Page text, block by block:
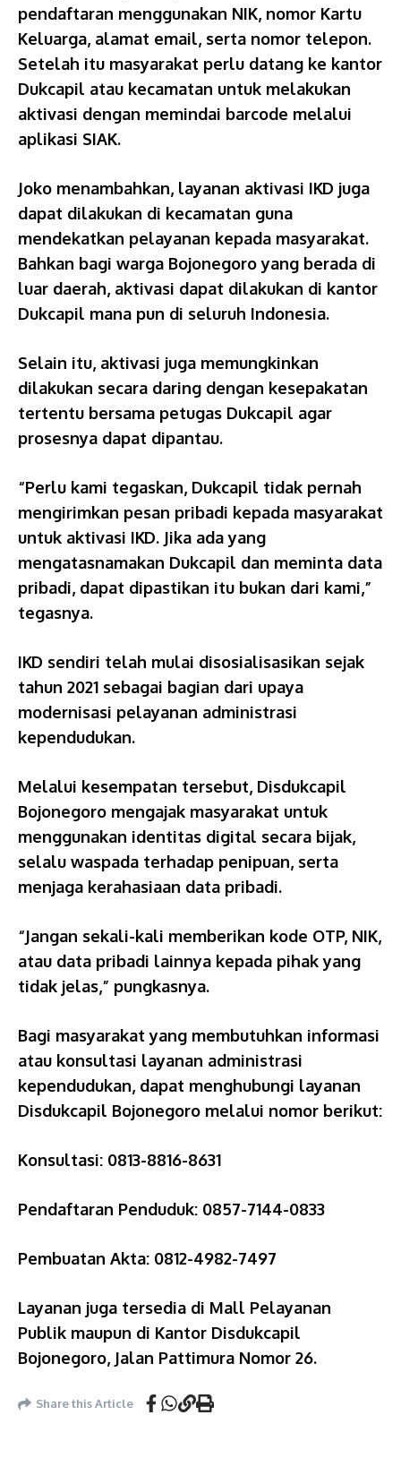
pendaftaran menggunakan NIK, nomor Kartu
Keluarga, alamat email, serta nomor telepon.
Setelah itu masyarakat perlu datang ke kantor
Dukcapil atau kecamatan untuk melakukan
aktivasi dengan memindai barcode melalui
aplikasi SIAK.
Joko menambahkan, layanan aktivasi IKD juga
dapat dilakukan di kecamatan guna
mendekatkan pelayanan kepada masyarakat.
Bahkan bagi warga Bojonegoro yang berada di
luar daerah, aktivasi dapat dilakukan di kantor
Dukcapil mana pun di seluruh Indonesia.
Selain itu, aktivasi juga memungkinkan
dilakukan secara daring dengan kesepakatan
tertentu bersama petugas Dukcapil agar
prosesnya dapat dipantau.
“Perlu kami tegaskan, Dukcapil tidak pernah
mengirimkan pesan pribadi kepada masyarakat
untuk aktivasi IKD. Jika ada yang
mengatasnamakan Dukcapil dan meminta data
pribadi, dapat dipastikan itu bukan dari kami,”
tegasnya.
IKD sendiri telah mulai disosialisasikan sejak
tahun 2021 sebagai bagian dari upaya
modernisasi pelayanan administrasi
kependudukan.
Melalui kesempatan tersebut, Disdukcapil
Bojonegoro mengajak masyarakat untuk
menggunakan identitas digital secara bijak,
selalu waspada terhadap penipuan, serta
menjaga kerahasiaan data pribadi.
“Jangan sekali-kali memberikan kode OTP, NIK,
atau data pribadi lainnya kepada pihak yang
tidak jelas,” pungkasnya.
Bagi masyarakat yang membutuhkan informasi
atau konsultasi layanan administrasi
kependudukan, dapat menghubungi layanan
Disdukcapil Bojonegoro melalui nomor berikut:
Konsultasi: 0813-8816-8631
Pendaftaran Penduduk: 0857-7144-0833
Pembuatan Akta: 0812-4982-7497
Layanan juga tersedia di Mall Pelayanan
Publik maupun di Kantor Disdukcapil
Bojonegoro, Jalan Pattimura Nomor 26.
Share this Article